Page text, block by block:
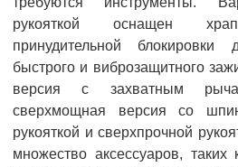
рукояткой оснащен
принудительной блокировки
быстрого и виброзащитного
версия с захватным
сверхмощная версия со
рукояткой и сверхпрочной
множество аксессуаров, таких